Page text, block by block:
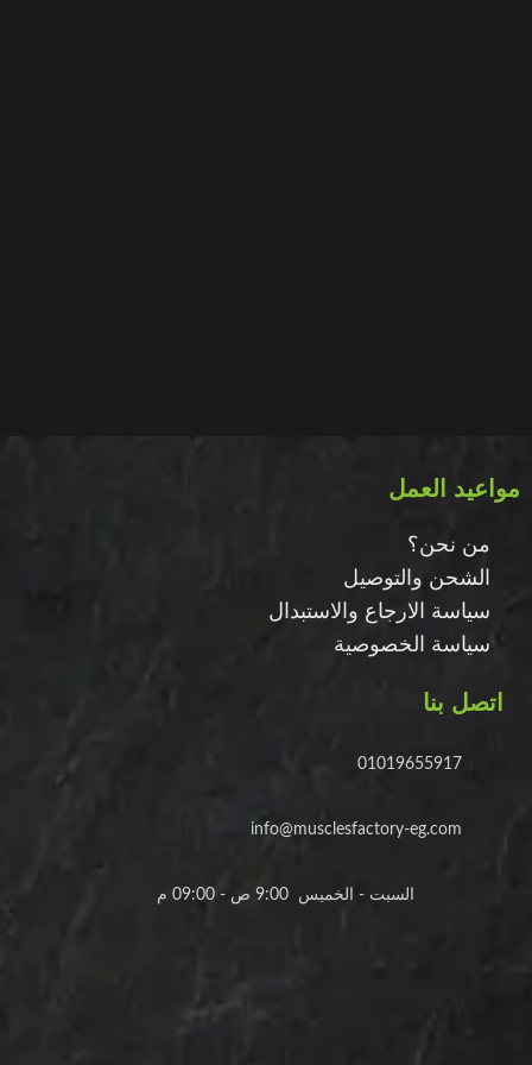
مواعيد العمل
من نحن؟
الشحن والتوصيل
سياسة الارجاع والاستبدال
سياسة الخصوصية
اتصل بنا
01019655917
info@musclesfactory-eg.com
السبت - الخميس 9:00 ص - 09:00 م